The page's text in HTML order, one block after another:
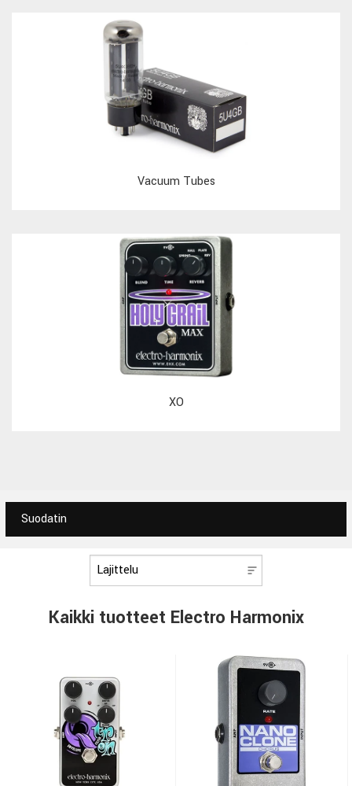
Vacuum Tubes
XO
Suodatin
Kaikki tuotteet Electro Harmonix